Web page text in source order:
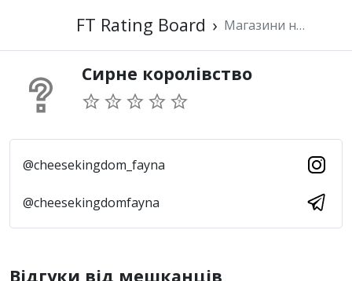
FT Rating Board › Магазини наших сусідів
Сирне королівство
@cheesekingdom_fayna
@cheesekingdomfayna
Відгуки від мешканців